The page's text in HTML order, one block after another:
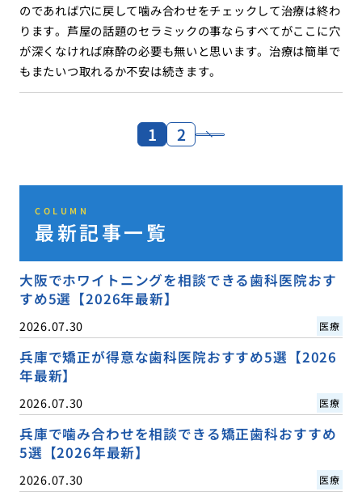
のであれば穴に戻して噛み合わせをチェックして治療は終わ
ります。芦屋の話題のセラミックの事ならすべてがここに穴
が深くなければ麻酔の必要も無いと思います。治療は簡単で
もまたいつ取れるか不安は続きます。
1 2
COLUMN
最新記事一覧
大阪でホワイトニングを相談できる歯科医院おす
すめ5選【2026年最新】
2026.07.30 医療
兵庫で矯正が得意な歯科医院おすすめ5選【2026
年最新】
2026.07.30 医療
兵庫で噛み合わせを相談できる矯正歯科おすすめ
5選【2026年最新】
2026.07.30 医療